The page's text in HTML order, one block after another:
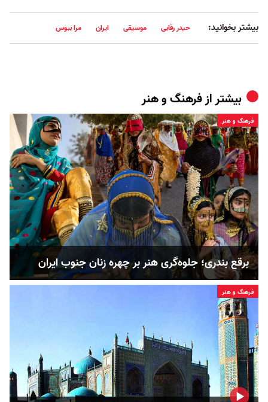
بیشتر بخوانید: حیدر رقابی موسیقی ایران مرا ببوس
بیشتر ازفرهنگ و هنر
فرهنگ و هنر
برقع بندری؛ جلوه‌گری هنر بر چهره زنان جنوب ایران
فرهنگ و هنر